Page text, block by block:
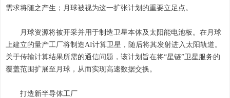
需求将随之产生；月球被视为这一扩张计划的重要立足点。
月球资源将被开采并用于制造卫星本体及太阳能电池板。在月球
上建立的量产工厂将制造AI计算卫星，随后将其发射进入太阳轨道。
关于传输计算结果所需的通信问题，该计划旨在将“星链”卫星服务的
覆盖范围扩展至月球，从而实现高速数据交换。
打造新半导体工厂